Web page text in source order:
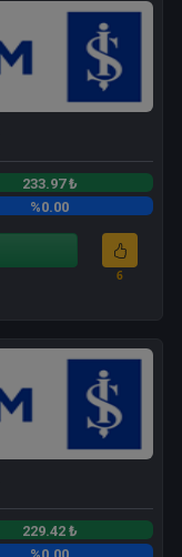
233.97 ₺
%0.00
6
229.42 ₺